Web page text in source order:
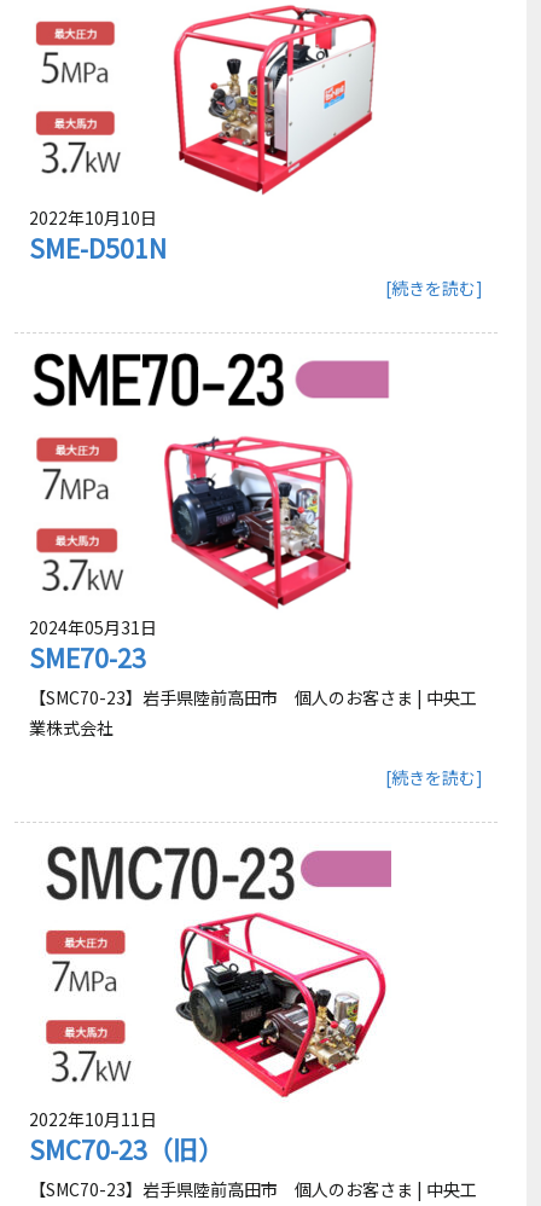
2022年10月10日
SME-D501N
[続きを読む]
2024年05月31日
SME70-23
【SMC70-23】岩手県陸前高田市 個人のお客さま | 中央工
業株式会社
[続きを読む]
2022年10月11日
SMC70-23（旧）
【SMC70-23】岩手県陸前高田市 個人のお客さま | 中央工